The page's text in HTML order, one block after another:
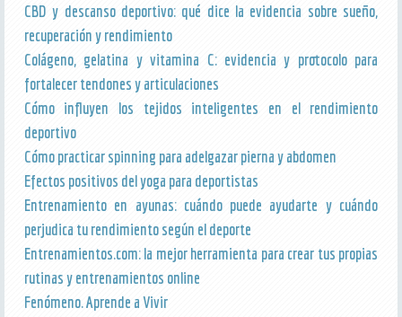
CBD y descanso deportivo: qué dice la evidencia sobre sueño,
recuperación y rendimiento
Colágeno, gelatina y vitamina C: evidencia y protocolo para
fortalecer tendones y articulaciones
Cómo influyen los tejidos inteligentes en el rendimiento
deportivo
Cómo practicar spinning para adelgazar pierna y abdomen
Efectos positivos del yoga para deportistas
Entrenamiento en ayunas: cuándo puede ayudarte y cuándo
perjudica tu rendimiento según el deporte
Entrenamientos.com: la mejor herramienta para crear tus propias
rutinas y entrenamientos online
Fenómeno. Aprende a Vivir